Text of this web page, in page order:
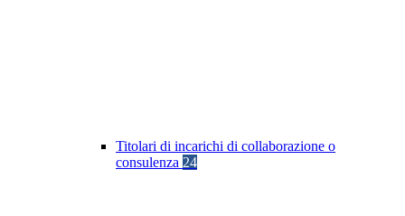
Titolari di incarichi di collaborazione o
consulenza 24